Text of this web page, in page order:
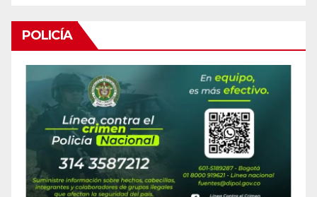
POLICÍA